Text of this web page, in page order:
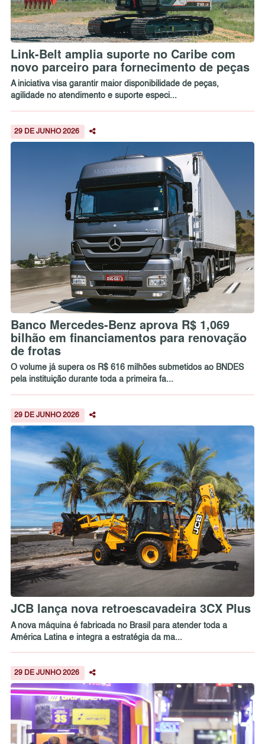
Link-Belt amplia suporte no Caribe com
novo parceiro para fornecimento de peças
A iniciativa visa garantir maior disponibilidade de peças,
agilidade no atendimento e suporte especi...
29 DE JUNHO 2026
Banco Mercedes-Benz aprova R$ 1,069
bilhão em financiamentos para renovação
de frotas
O volume já supera os R$ 616 milhões submetidos ao BNDES
pela instituição durante toda a primeira fa...
29 DE JUNHO 2026
JCB lança nova retroescavadeira 3CX Plus
A nova máquina é fabricada no Brasil para atender toda a
América Latina e integra a estratégia da ma...
29 DE JUNHO 2026